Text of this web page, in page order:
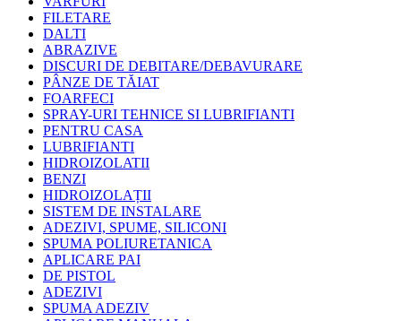
FILETARE
DALTI
ABRAZIVE
DISCURI DE DEBITARE/DEBAVURARE
PÂNZE DE TĂIAT
FOARFECI
SPRAY-URI TEHNICE SI LUBRIFIANTI
PENTRU CASA
LUBRIFIANTI
HIDROIZOLATII
BENZI
HIDROIZOLAȚII
SISTEM DE INSTALARE
ADEZIVI, SPUME, SILICONI
SPUMA POLIURETANICA
APLICARE PAI
DE PISTOL
ADEZIVI
SPUMA ADEZIV